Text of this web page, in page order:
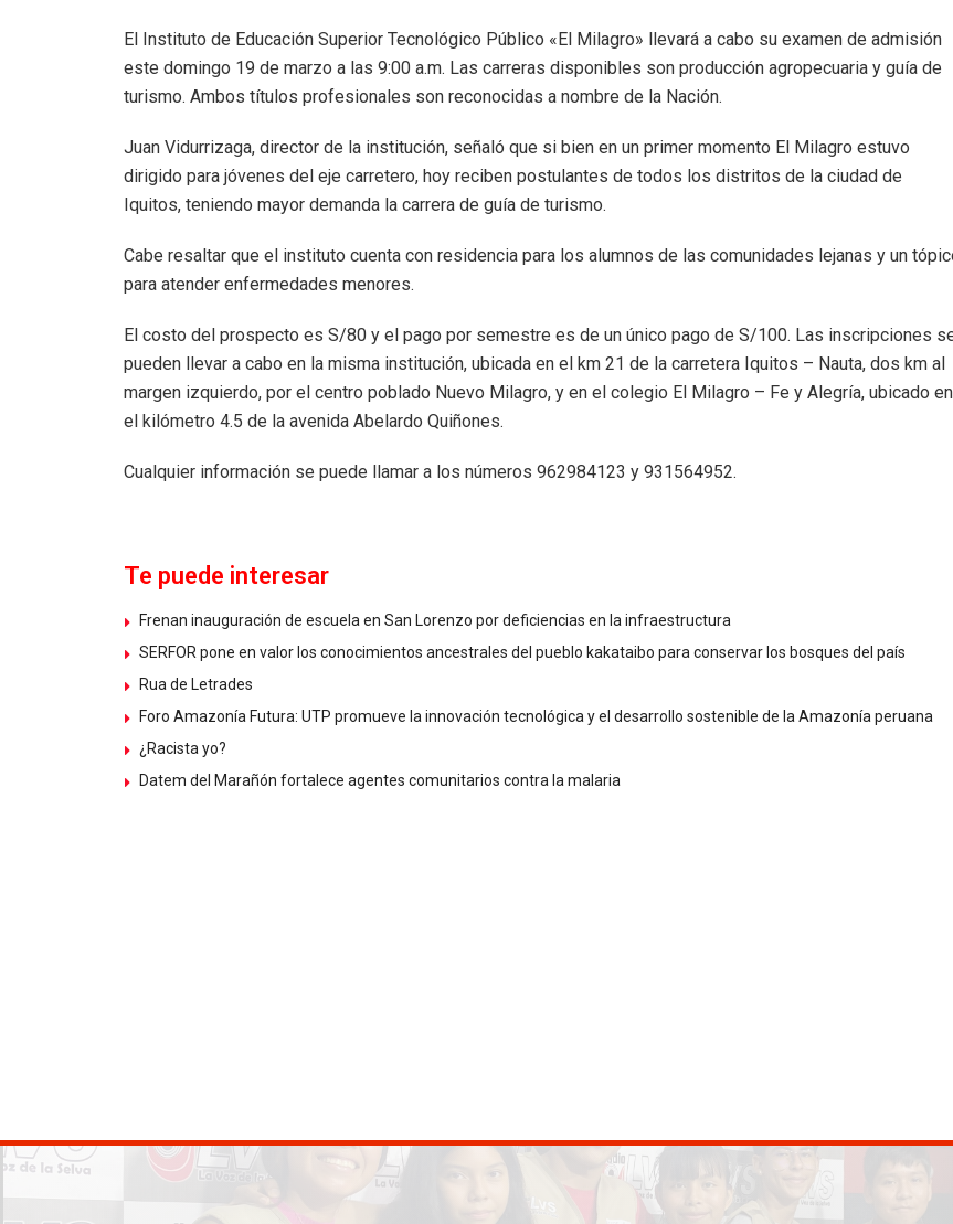
El Instituto de Educación Superior Tecnológico Público «El Milagro» llevará a cabo su examen de admisión
este domingo 19 de marzo a las 9:00 a.m. Las carreras disponibles son producción agropecuaria y guía de
turismo. Ambos títulos profesionales son reconocidas a nombre de la Nación.
Juan Vidurrizaga, director de la institución, señaló que si bien en un primer momento El Milagro estuvo
dirigido para jóvenes del eje carretero, hoy reciben postulantes de todos los distritos de la ciudad de
Iquitos, teniendo mayor demanda la carrera de guía de turismo.
Cabe resaltar que el instituto cuenta con residencia para los alumnos de las comunidades lejanas y un
para atender enfermedades menores.
El costo del prospecto es S/80 y el pago por semestre es de un único pago de S/100. Las inscripciones
pueden llevar a cabo en la misma institución, ubicada en el km 21 de la carretera Iquitos – Nauta, dos km al
margen izquierdo, por el centro poblado Nuevo Milagro, y en el colegio El Milagro – Fe y Alegría, ubicado en
el kilómetro 4.5 de la avenida Abelardo Quiñones.
Cualquier información se puede llamar a los números 962984123 y 931564952.
Te puede interesar
Frenan inauguración de escuela en San Lorenzo por deficiencias en la infraestructura
SERFOR pone en valor los conocimientos ancestrales del pueblo kakataibo para conservar los bosques del país
Rua de Letrades
Foro Amazonía Futura: UTP promueve la innovación tecnológica y el desarrollo sostenible de la Amazonía peruana
¿Racista yo?
Datem del Marañón fortalece agentes comunitarios contra la malaria